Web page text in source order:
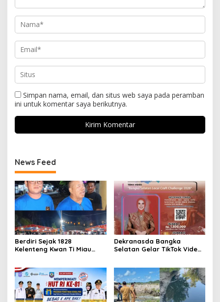
Simpan nama, email, dan situs web saya pada peramban
ini untuk komentar saya berikutnya.
News Feed
Berdiri Sejak 1828
Kelenteng Kwan Ti Miau
Meriah
Dekranasda Bangka
Selatan Gelar TikTok Video